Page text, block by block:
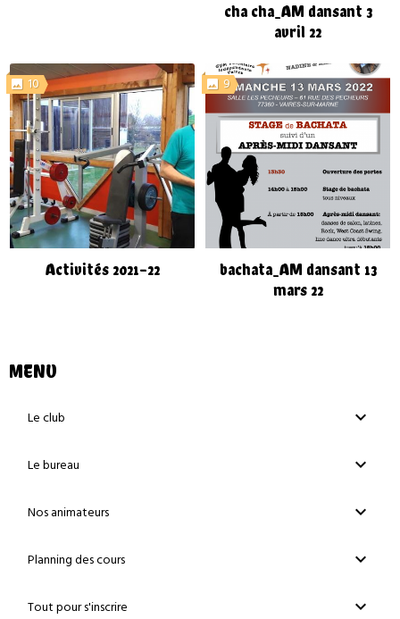
cha cha_AM dansant 3
avril 22
10
Activités 2021-22
9
bachata_AM dansant 13
mars 22
MENU
Le club
Le bureau
Nos animateurs
Planning des cours
Tout pour s'inscrire